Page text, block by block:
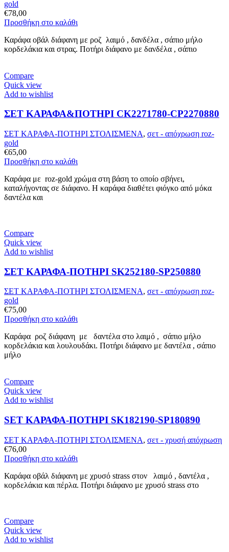
gold
€78,00
Προσθήκη στο καλάθι
Καράφα οβάλ διάφανη με ροζ λαιμό , δανδέλα , σάπιο μήλο
κορδελάκια και στρας. Ποτήρι διάφανο με δανδέλα , σάπιο
Compare
Quick view
Add to wishlist
ΣΕΤ ΚΑΡΑΦΑ&ΠΟΤΗΡΙ CK2271780-CP2270880
ΣΕΤ ΚΑΡΑΦΑ-ΠΟΤΗΡΙ ΣΤΟΛΙΣΜΕΝΑ, σετ - απόχρωση roz-
gold
€65,00
Προσθήκη στο καλάθι
Καράφα με roz-gold χρώμα στη βάση το οποίο σβήνει,
καταλήγοντας σε διάφανο. Η καράφα διαθέτει φιόγκο από μόκα
δαντέλα και
Compare
Quick view
Add to wishlist
ΣΕΤ ΚΑΡΑΦΑ-ΠΟΤΗΡΙ SK252180-SP250880
ΣΕΤ ΚΑΡΑΦΑ-ΠΟΤΗΡΙ ΣΤΟΛΙΣΜΕΝΑ, σετ - απόχρωση roz-
gold
€75,00
Προσθήκη στο καλάθι
Καράφα ροζ διάφανη με δαντέλα στο λαιμό , σάπιο μήλο
κορδελάκια και λουλουδάκι. Ποτήρι διάφανο με δαντέλα , σάπιο
μήλο
Compare
Quick view
Add to wishlist
SET ΚΑΡΑΦΑ-ΠΟΤΗΡΙ SK182190-SP180890
ΣΕΤ ΚΑΡΑΦΑ-ΠΟΤΗΡΙ ΣΤΟΛΙΣΜΕΝΑ, σετ - χρυσή απόχρωση
€76,00
Προσθήκη στο καλάθι
Καράφα οβάλ διάφανη με χρυσό strass στον λαιμό , δαντέλα ,
κορδελάκια και πέρλα. Ποτήρι διάφανο με χρυσό strass στο
Compare
Quick view
Add to wishlist